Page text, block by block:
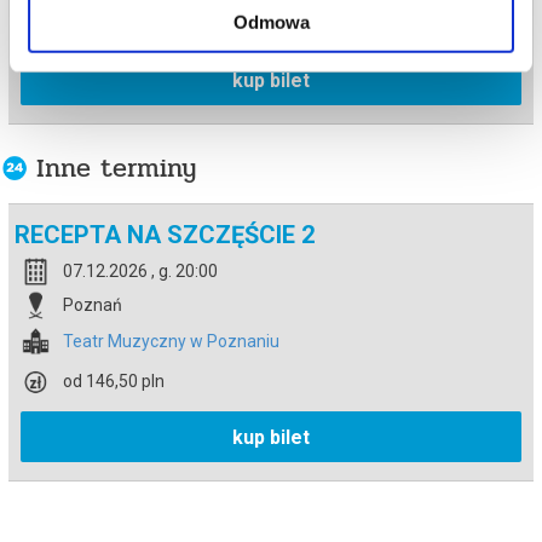
Odmowa
kup bilet
Inne terminy
RECEPTA NA SZCZĘŚCIE 2
07.12.2026 , g. 20:00
Poznań
Teatr Muzyczny w Poznaniu
od 146,50 pln
kup bilet